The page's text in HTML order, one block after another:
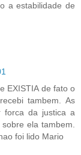
a estabilidade de
EXISTIA de fato o
tambem. As
forca da justica a
ela tambem.
foi lido Mario